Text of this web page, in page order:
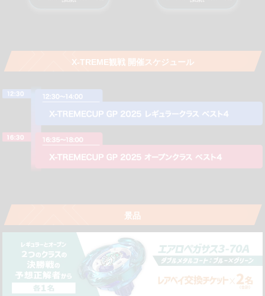
X-TREME観戦 開催スケジュール
景品